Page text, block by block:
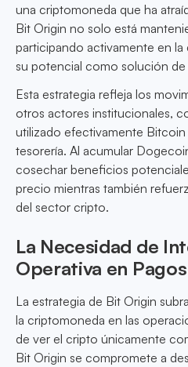
una criptomoneda que ha
Bit Origin no solo está
participando activamente en
su potencial como solución de
Esta estrategia refleja los
otros actores institucionales,
utilizado efectivamente
tesorería. Al acumular
cosechar beneficios
precio mientras también
del sector cripto.
La Necesidad de
Operativa en
La estrategia de Bit Origin
la criptomoneda en las
de ver el cripto únicamente
Bit Origin se compromete a